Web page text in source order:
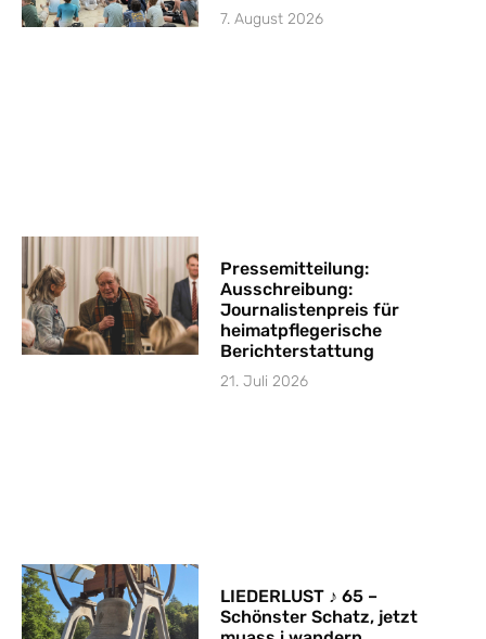
7. August 2026
Pressemitteilung:
Ausschreibung:
Journalistenpreis für
heimatpflegerische
Berichterstattung
21. Juli 2026
LIEDERLUST ♪ 65 –
Schönster Schatz, jetzt